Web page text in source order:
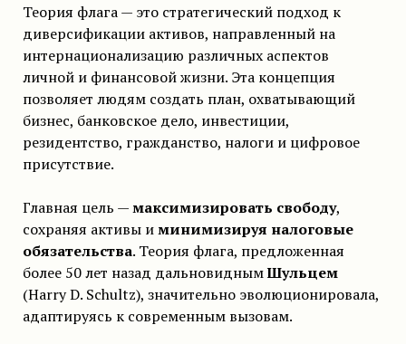
Теория флага — это стратегический подход к
диверсификации активов, направленный на
интернационализацию различных аспектов
личной и финансовой жизни. Эта концепция
позволяет людям создать план, охватывающий
бизнес, банковское дело, инвестиции,
резидентство, гражданство, налоги и цифровое
присутствие.
Главная цель —максимизировать свободу,
сохраняя активы иминимизируя налоговые
обязательства. Теория флага, предложенная
более 50 лет назад дальновиднымШульцем
(Harry D. Schultz), значительно эволюционировала,
адаптируясь к современным вызовам.